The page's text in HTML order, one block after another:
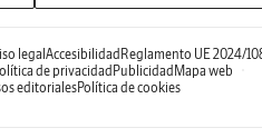
legalAccesibilidadReglamento UE 2024/
de privacidadPublicidadMapa web
editorialesPolítica de cookies